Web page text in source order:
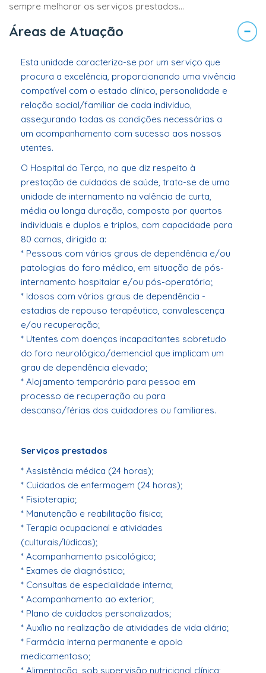
sempre melhorar os serviços prestados...
Áreas de Atuação
Esta unidade caracteriza-se por um serviço que
procura a excelência, proporcionando uma vivência
compatível com o estado clínico, personalidade e
relação social/familiar de cada individuo,
assegurando todas as condições necessárias a
um acompanhamento com sucesso aos nossos
utentes.
O Hospital do Terço, no que diz respeito à
prestação de cuidados de saúde, trata-se de uma
unidade de internamento na valência de curta,
média ou longa duração, composta por quartos
individuais e duplos e triplos, com capacidade para
80 camas, dirigida a:
* Pessoas com vários graus de dependência e/ou
patologias do foro médico, em situação de pós-
internamento hospitalar e/ou pós-operatório;
* Idosos com vários graus de dependência -
estadias de repouso terapêutico, convalescença
e/ou recuperação;
* Utentes com doenças incapacitantes sobretudo
do foro neurológico/demencial que implicam um
grau de dependência elevado;
* Alojamento temporário para pessoa em
processo de recuperação ou para
descanso/férias dos cuidadores ou familiares.
Serviços prestados
* Assistência médica (24 horas);
* Cuidados de enfermagem (24 horas);
* Fisioterapia;
* Manutenção e reabilitação física;
* Terapia ocupacional e atividades
(culturais/lúdicas);
* Acompanhamento psicológico;
* Exames de diagnóstico;
* Consultas de especialidade interna;
* Acompanhamento ao exterior;
* Plano de cuidados personalizados;
* Auxílio na realização de atividades de vida diária;
* Farmácia interna permanente e apoio
medicamentoso;
* Alimentação, sob supervisão nutricional clínica;